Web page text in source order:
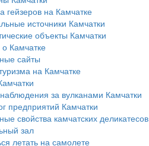
гейзеров на Камчатке
источники Камчатки
объекты Камчатки
Камчатке
сайты
на Камчатке
за вулканами Камчатки
предприятий Камчатки
свойства камчатских деликатесов
зал
летать на самолете